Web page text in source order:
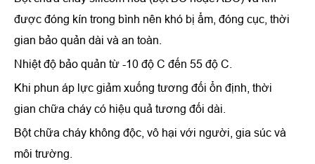
được đóng kín trong bình nên khó bị ẩm, đóng cục, thời
gian bảo quản dài và an toàn.
Nhiệt độ bảo quản từ -10 độ C đến 55 độ C.
Khi phun áp lực giảm xuống tương đối ổn định, thời
gian chữa cháy có hiệu quả tương đối dài.
Bột chữa cháy không độc, vô hại với người, gia súc và
môi trường.